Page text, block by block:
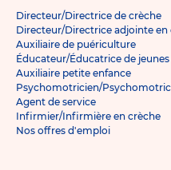
Directeur/Directrice de crèche
Directeur/Directrice adjointe en
Auxiliaire de puériculture
Éducateur/Éducatrice de
Auxiliaire petite enfance
Psychomotricien/
Agent de service
Infirmier/Infirmière en crèche
Nos offres d'emploi